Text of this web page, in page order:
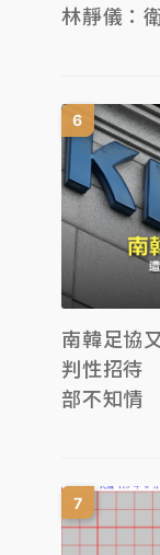
林靜儀：
南韓足協
判性招待
部不知情